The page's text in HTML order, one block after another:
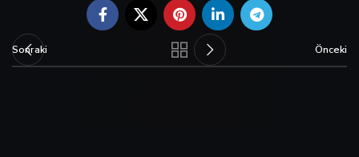
Sonraki Önceki